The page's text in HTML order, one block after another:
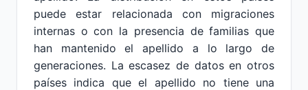
puede estar relacionada con migraciones
internas o con la presencia de familias que
han mantenido el apellido a lo largo de
generaciones. La escasez de datos en otros
países indica que el apellido no tiene una